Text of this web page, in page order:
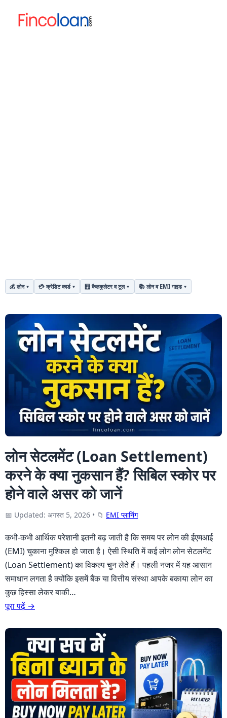
💰 लोन 💳 क्रेडिट कार्ड 🧮 कैलकुलेटर व टूल 📚 लोन व EMI गाइड
लोन सेटलमेंट (Loan Settlement)
करने के क्या नुकसान हैं? सिबिल स्कोर पर
होने वाले असर को जानें
📅 Updated: अगस्त 5, 2026 • 📁 EMI प्लानिंग
कभी-कभी आर्थिक परेशानी इतनी बढ़ जाती है कि समय पर लोन की ईएमआई
(EMI) चुकाना मुश्किल हो जाता है। ऐसी स्थिति में कई लोग लोन सेटलमेंट
(Loan Settlement) का विकल्प चुन लेते हैं। पहली नजर में यह आसान
समाधान लगता है क्योंकि इसमें बैंक या वित्तीय संस्था आपके बकाया लोन का
कुछ हिस्सा लेकर बाकी…
पूरा पढ़ें →